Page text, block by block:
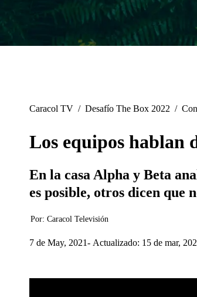
Caracol TV / Desafío The Box 2022 /
Los equipos hablan
En la casa Alpha y Beta
es posible, otros dicen que
Por: Caracol Televisión
7 de May, 2021 Actualizado: 15 de mar,